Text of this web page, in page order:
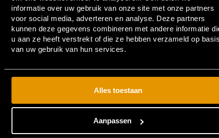
informatie over uw gebruik van onze site met onze partners
voor social media, adverteren en analyse. Deze partners
kunnen deze gegevens combineren met andere informatie
u aan ze heeft verstrekt of die ze hebben verzameld op
van uw gebruik van hun services.
Alles toestaan
Aanpassen
Meer output, minder
verspilling
Doordat we niet telkens opnieuw hoeven te
verminderen we overhead